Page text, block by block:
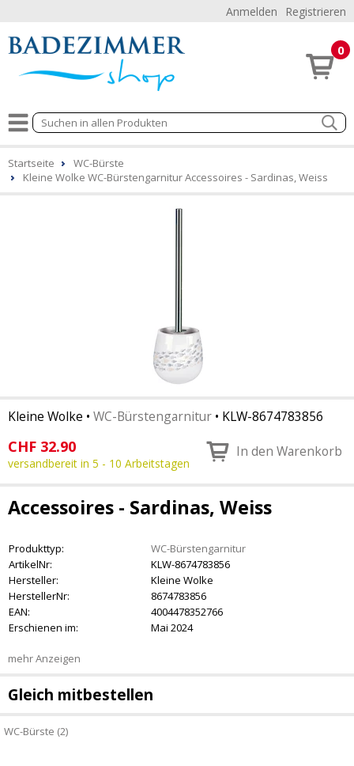
Anmelden Registrieren
0
Startseite
WC-Bürste
Kleine Wolke WC-Bürstengarnitur Accessoires - Sardinas, Weiss
Kleine Wolke • WC-Bürstengarnitur • KLW-8674783856
CHF 32.90
versandbereit in 5 - 10 Arbeitstagen
In den Warenkorb
Accessoires - Sardinas, Weiss
Produkttyp:
WC-Bürstengarnitur
ArtikelNr:
KLW-8674783856
Hersteller:
Kleine Wolke
HerstellerNr:
8674783856
EAN:
4004478352766
Erschienen im:
Mai 2024
mehr Anzeigen
Gleich mitbestellen
WC-Bürste (2)